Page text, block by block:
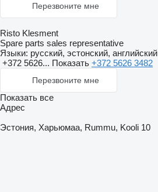
Перезвоните мне
Risto Klesment
Spare parts sales representative
Языки: русский, эстонский, английский
+372 5626... Показать +372 5626 3482
Перезвоните мне
Показать все
Адрес
Эстония, Харьюмаа, Rummu, Kooli 10